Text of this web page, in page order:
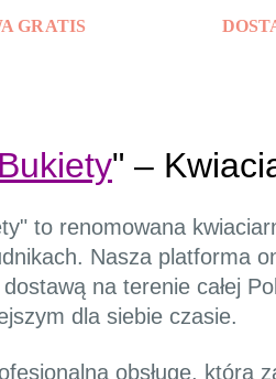
GRATIS
" –
to renomowana
Nasza platforma
na terenie całej
dla siebie czasie.
obsługę, która